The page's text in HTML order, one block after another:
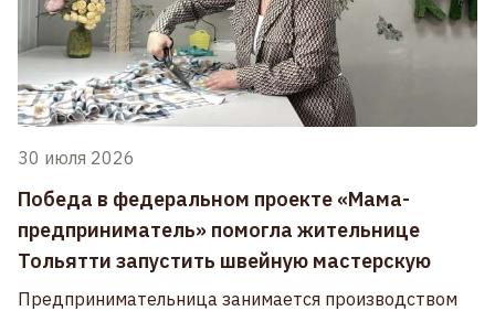
30 июля 2026
Победа в федеральном проекте «Мама-
предприниматель» помогла жительнице
Тольятти запустить швейную мастерскую
Предпринимательница занимается производством